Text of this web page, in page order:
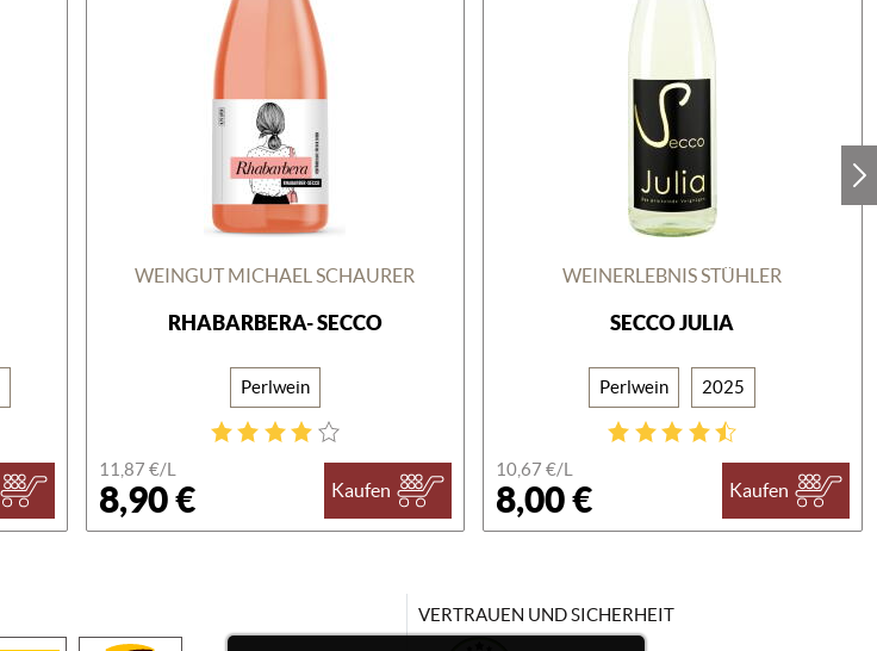
WEINGUT MICHAEL SCHAURER
RHABARBERA- SECCO
Perlwein
11,87 €/L
8,90 € Kaufen
WEINERLEBNIS STÜHLER
SECCO JULIA
Perlwein 2025
10,67 €/L
8,00 € Kaufen
VERTRAUEN UND SICHERHEIT